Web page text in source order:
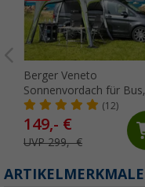
Berger Veneto
Sonnenvordach für Bus,
Anbauhöhe 180 - 220 cm
(12)
149,- €
UVP 299,- €
ARTIKELMERKMALE